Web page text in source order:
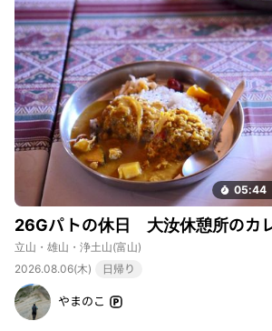
05:44
26Gパトの休日 大汝休憩所のカ
立山・雄山・浄土山(富山)
2026.08.06(木)
日帰り
やまのこ